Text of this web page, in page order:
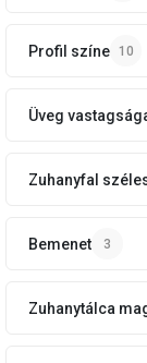
Profil színe 10
Üveg
Zuhanyfal
Bemenet 3
Zuhanytálca